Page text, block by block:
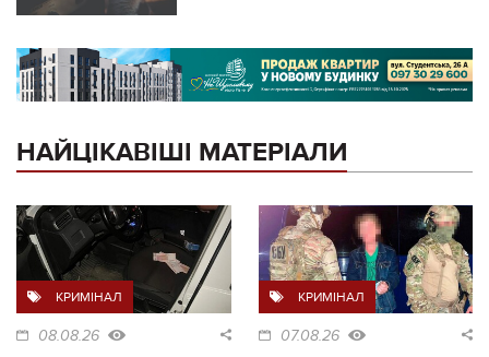
НАЙЦІКАВІШІ МАТЕРІАЛИ
КРИМІНАЛ
08.08.26
КРИМІНАЛ
07.08.26